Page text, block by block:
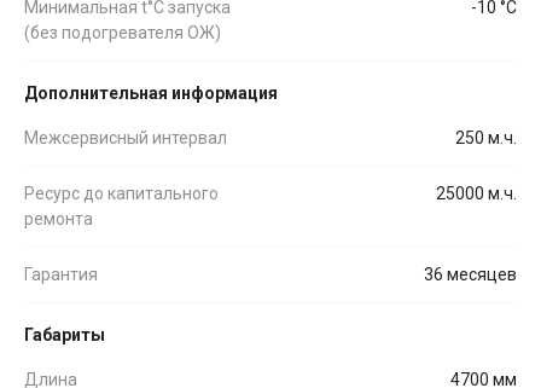
Минимальная t°С запуска
(без подогревателя ОЖ)
-10 °С
Дополнительная информация
Межсервисный интервал 250 м.ч.
Ресурс до капитального
ремонта
25000 м.ч.
Гарантия 36 месяцев
Габариты
Длина 4700 мм